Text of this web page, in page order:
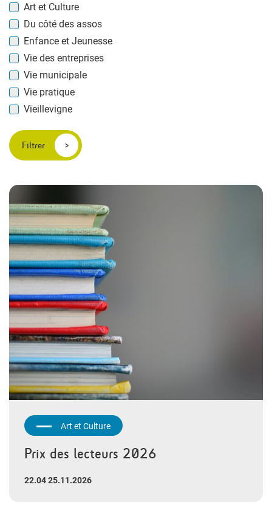
Art et Culture
Du côté des assos
Enfance et Jeunesse
Vie des entreprises
Vie municipale
Vie pratique
Vieillevigne
Filtrer
Art et Culture
Prix des lecteurs 2026
22.04 25.11.2026